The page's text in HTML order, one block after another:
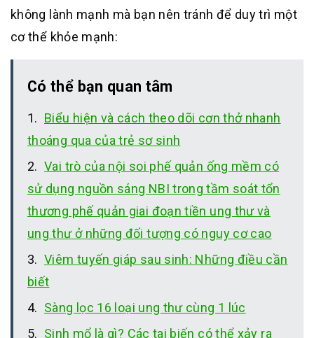
không lành mạnh mà bạn nên tránh để duy trì một
cơ thể khỏe mạnh:
Có thể bạn quan tâm
Biểu hiện và cách theo dõi cơn thở nhanh
thoáng qua của trẻ sơ sinh
Vai trò của nội soi phế quản ống mềm có
sử dụng nguồn sáng NBI trong tầm soát tổn
thương phế quản giai đoạn tiền ung thư và
ung thư ở những đối tượng có nguy cơ cao
Viêm tuyến giáp sau sinh: Những điều cần
biết
Sàng lọc 16 loại ung thư cùng 1 lúc
Sinh mổ là gì? Các tai biến có thể xảy ra